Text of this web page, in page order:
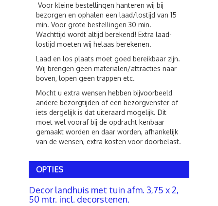
Voor kleine bestellingen hanteren wij bij
bezorgen en ophalen een laad/lostijd van 15
min. Voor grote bestellingen 30 min.
Wachttijd wordt altijd berekend! Extra laad-
lostijd moeten wij helaas berekenen.
Laad en los plaats moet goed bereikbaar zijn.
Wij brengen geen materialen/attracties naar
boven, lopen geen trappen etc.
Mocht u extra wensen hebben bijvoorbeeld
andere bezorgtijden of een bezorgvenster of
iets dergelijk is dat uiteraard mogelijk. Dit
moet wel vooraf bij de opdracht kenbaar
gemaakt worden en daar worden, afhankelijk
van de wensen, extra kosten voor doorbelast.
OPTIES
Decor landhuis met tuin afm. 3,75 x 2,
50 mtr. incl. decorstenen.